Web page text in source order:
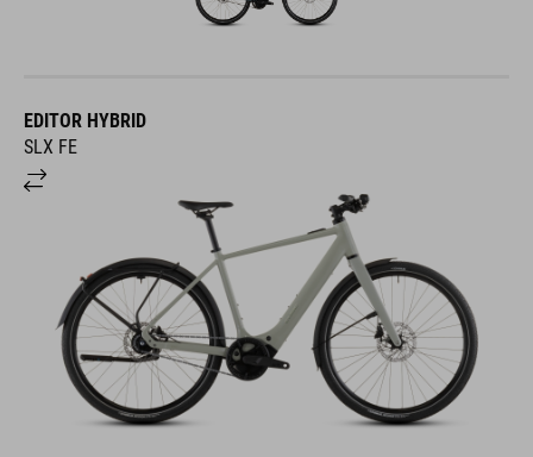
EDITOR HYBRID
SLX FE